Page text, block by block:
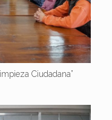
Ciudadana”